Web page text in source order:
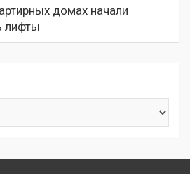
домах начали
лифты